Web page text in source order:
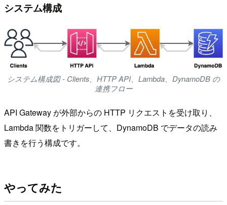
システム構成
システム構成図 - Clients、HTTP API、Lambda、DynamoDB の
連携フロー
API Gateway が外部からの HTTP リクエストを受け取り、
Lambda 関数をトリガーして、DynamoDB でデータの読み
書きを行う構成です。
やってみた